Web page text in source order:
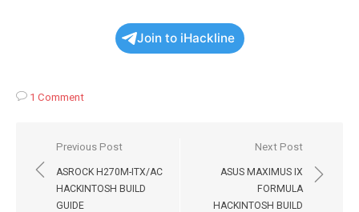
Join to iHackline
1 Comment
Навигация
по
записям
Previous Post
ASROCK H270M-ITX/AC
HACKINTOSH BUILD
GUIDE
Next Post
ASUS MAXIMUS IX
FORMULA
HACKINTOSH BUILD